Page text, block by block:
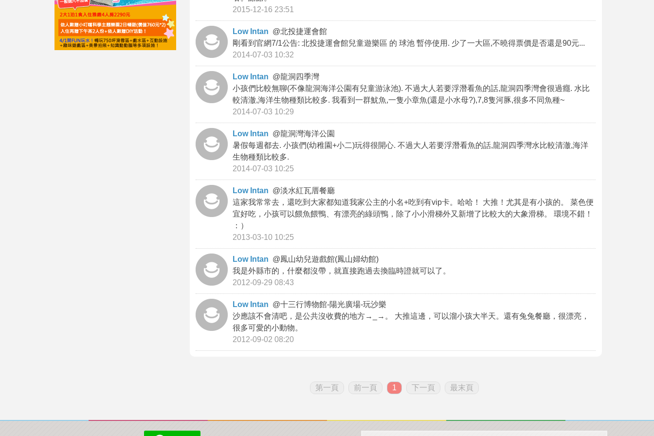
2015-12-16 23:51
Low Intan @北投捷運會館
剛看到官網7/1公告: 北投捷運會館兒童遊樂區 的 球池 暫停使用. 少了一大區,不曉得票價是否還是90元...
2014-07-03 10:32
Low Intan @龍洞四季灣
小孩們比較無聊(不像龍洞海洋公園有兒童游泳池). 不過大人若要浮潛看魚的話,龍洞四季灣會很過癮. 水比
較清澈,海洋生物種類比較多. 我看到一群魷魚,一隻小章魚(還是小水母?),7,8隻河豚,很多不同魚種~
2014-07-03 10:29
Low Intan @龍洞灣海洋公園
暑假每週都去. 小孩們(幼稚園+小二)玩得很開心. 不過大人若要浮潛看魚的話,龍洞四季灣水比較清澈,海洋
生物種類比較多.
2014-07-03 10:25
Low Intan @淡水紅瓦厝餐廳
這家我常常去，還吃到大家都知道我家公主的小名+吃到有vip卡。哈哈！ 大推！尤其是有小孩的。 菜色便
宜好吃，小孩可以餵魚餵鴨、有漂亮的綠頭鴨，除了小小滑梯外又新增了比較大的大象滑梯。 環境不錯！
：）
2013-03-10 10:25
Low Intan @鳳山幼兒遊戲館(鳳山婦幼館)
我是外縣市的，什麼都沒帶，就直接跑過去換臨時證就可以了。
2012-09-29 08:43
Low Intan @十三行博物館-陽光廣場-玩沙樂
沙應該不會清吧，是公共沒收費的地方→_→。 大推這邊，可以溜小孩大半天。還有兔兔餐廳，很漂亮，
很多可愛的小動物。
2012-09-02 08:20
第一頁 前一頁 1 下一頁 最末頁